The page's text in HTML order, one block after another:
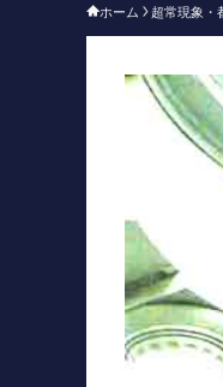
ホーム 超常現象・